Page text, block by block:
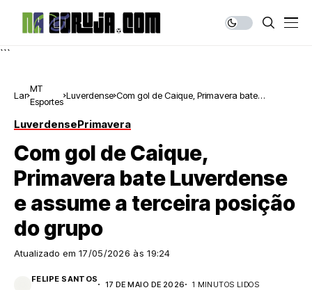
```
Lar
MT
Esportes
Luverdense Com gol de Caique, Primavera bate
grupo
LuverdensePrimavera
Com gol de Caique,
Primavera bate Luverdense
e assume a terceira posição
do grupo
Atualizado em 17/05/2026 às 19:24
FELIPE SANTOS
17 DE MAIO DE 2026 1 MINUTOS LIDOS